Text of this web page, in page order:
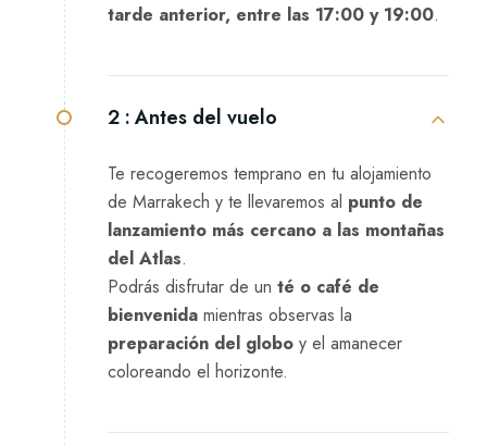
tarde anterior, entre las 17:00 y 19:00.
2 :Antes del vuelo
Te recogeremos temprano en tu alojamiento
de Marrakech y te llevaremos al punto de
lanzamiento más cercano a las montañas
del Atlas.
Podrás disfrutar de un té o café de
bienvenida mientras observas la
preparación del globo y el amanecer
coloreando el horizonte.